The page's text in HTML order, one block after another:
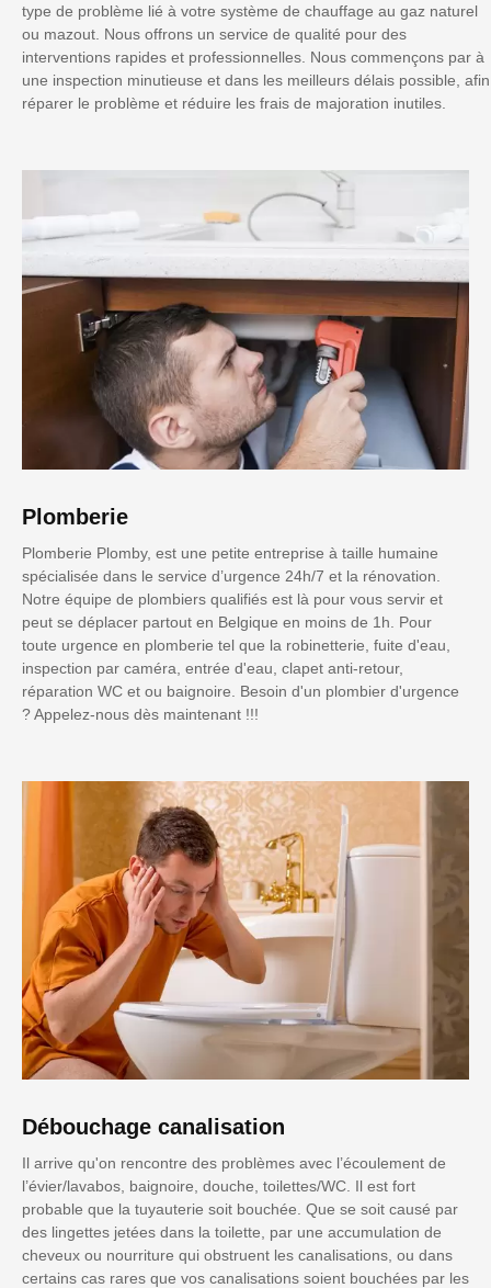
type de problème lié à votre système de chauffage au gaz naturel
ou mazout. Nous offrons un service de qualité pour des
interventions rapides et professionnelles. Nous commençons par à
une inspection minutieuse et dans les meilleurs délais possible, afin
réparer le problème et réduire les frais de majoration inutiles.
Plomberie
Plomberie Plomby, est une petite entreprise à taille humaine
spécialisée dans le service d’urgence 24h/7 et la rénovation.
Notre équipe de plombiers qualifiés est là pour vous servir et
peut se déplacer partout en Belgique en moins de 1h. Pour
toute urgence en plomberie tel que la robinetterie, fuite d'eau,
inspection par caméra, entrée d'eau, clapet anti-retour,
réparation WC et ou baignoire. Besoin d'un plombier d'urgence
? Appelez-nous dès maintenant !!!
Débouchage canalisation
Il arrive qu'on rencontre des problèmes avec l’écoulement de
l’évier/lavabos, baignoire, douche, toilettes/WC. Il est fort
probable que la tuyauterie soit bouchée. Que se soit causé par
des lingettes jetées dans la toilette, par une accumulation de
cheveux ou nourriture qui obstruent les canalisations, ou dans
certains cas rares que vos canalisations soient bouchées par les